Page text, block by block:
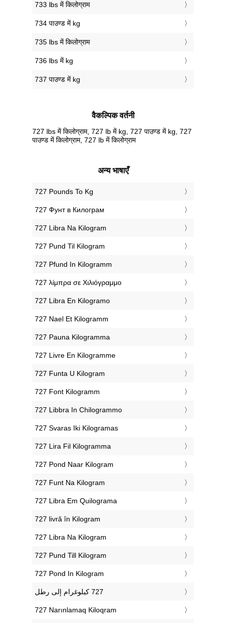
733 lbs में किलोग्राम
734 पाउण्ड में kg
735 lbs में किलोग्राम
736 lbs में kg
737 पाउण्ड में kg
वैकल्पिक वर्तनी
727 lbs में किलोग्राम, 727 lb में kg, 727 पाउण्ड में kg, 727
पाउण्ड में किलोग्राम, 727 lb में किलोग्राम
अन्य भाषाएँ
‎727 Pounds To Kg
‎727 Фунт в Килограм
‎727 Libra Na Kilogram
‎727 Pund Til Kilogram
‎727 Pfund In Kilogramm
‎727 λίμπρα σε Χιλιόγραμμο
‎727 Libra En Kilogramo
‎727 Nael Et Kilogramm
‎727 Pauna Kilogramma
‎727 Livre En Kilogramme
‎727 Funta U Kilogram
‎727 Font Kilogramm
‎727 Libbra In Chilogrammo
‎727 Svaras Iki Kilogramas
‎727 Lira Fil Kilogramma
‎727 Pond Naar Kilogram
‎727 Funt Na Kilogram
‎727 Libra Em Quilograma
‎727 livră în Kilogram
‎727 Libra Na Kilogram
‎727 Pund Till Kilogram
‎727 Pond In Kilogram
‎727 Narınlamaq Kiloqram